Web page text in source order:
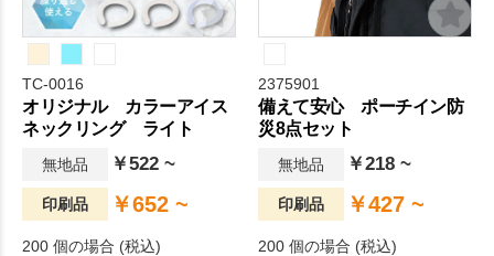
TC-0016
オリジナル カラーアイス
ネックリング ライト
無地品 ￥522 ~
印刷品 ￥652 ~
200 個の場合 (税込)
2375901
備えて安心 ポーチイン防
災8点セット
無地品 ￥218 ~
印刷品 ￥427 ~
200 個の場合 (税込)